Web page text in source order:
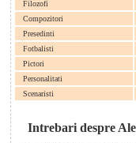
Filozofi
Compozitori
Presedinti
Fotbalisti
Pictori
Personalitati
Scenaristi
Intrebari despre